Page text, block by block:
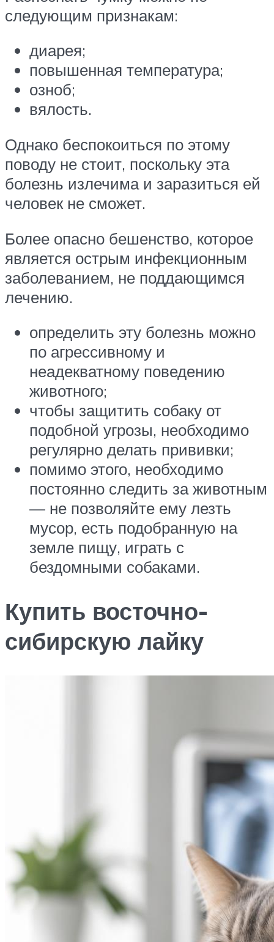
следующим признакам:
диарея;
повышенная температура;
озноб;
вялость.
Однако беспокоиться по этому
поводу не стоит, поскольку эта
болезнь излечима и заразиться ей
человек не сможет.
Более опасно бешенство, которое
является острым инфекционным
заболеванием, не поддающимся
лечению.
определить эту болезнь можно
по агрессивному и
неадекватному поведению
животного;
чтобы защитить собаку от
подобной угрозы, необходимо
регулярно делать прививки;
помимо этого, необходимо
постоянно следить за животным
— не позволяйте ему лезть
мусор, есть подобранную на
земле пищу, играть с
бездомными собаками.
Купить восточно-
сибирскую лайку